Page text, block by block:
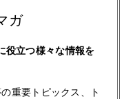
ガ
役立つ様々な情報を
重要トピックス、ト